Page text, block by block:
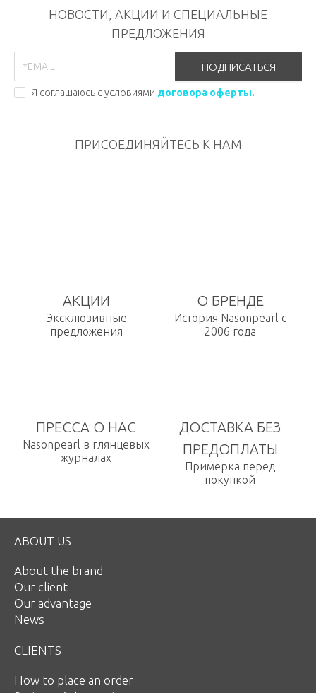
НОВОСТИ, АКЦИИ И СПЕЦИАЛЬНЫЕ
ПРЕДЛОЖЕНИЯ
ПОДПИСАТЬСЯ
Я соглашаюсь с условиями договора оферты.
ПРИСОЕДИНЯЙТЕСЬ К НАМ
АКЦИИ
Эксклюзивные
предложения
О БРЕНДЕ
История Nasonpearl с
2006 года
ПРЕССА О НАС
Nasonpearl в глянцевых
журналах
ДОСТАВКА БЕЗ
ПРЕДОПЛАТЫ
Примерка перед
покупкой
ABOUT US
About the brand
Our client
Our advantage
News
CLIENTS
How to place an order